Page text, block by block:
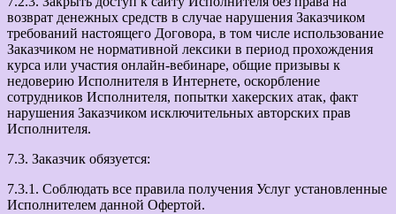
возврат денежных средств в случае нарушения Заказчиком
требований настоящего Договора, в том числе использование
Заказчиком не нормативной лексики в период прохождения
курса или участия онлайн-вебинаре, общие призывы к
недоверию Исполнителя в Интернете, оскорбление
сотрудников Исполнителя, попытки хакерских атак, факт
нарушения Заказчиком исключительных авторских прав
Исполнителя.
7.3. Заказчик обязуется:
7.3.1. Соблюдать все правила получения Услуг установленные
Исполнителем данной Офертой.